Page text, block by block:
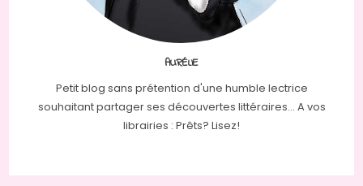
AURÉLIE
Petit blog sans prétention d'une humble lectrice
souhaitant partager ses découvertes littéraires... A vos
librairies : Prêts? Lisez!